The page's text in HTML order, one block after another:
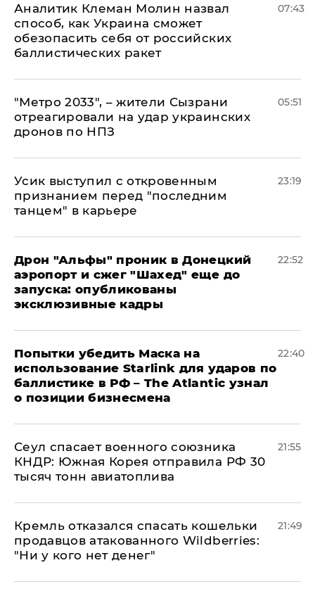
Аналитик Клеман Молин назвал
способ, как Украина сможет
обезопасить себя от российских
баллистических ракет
07:43
"Метро 2033", – жители Сызрани
отреагировали на удар украинских
дронов по НПЗ
05:51
Усик выступил с откровенным
признанием перед "последним
танцем" в карьере
23:19
Дрон "Альфы" проник в Донецкий
аэропорт и сжег "Шахед" еще до
запуска: опубликованы
эксклюзивные кадры
22:52
Попытки убедить Маска на
использование Starlink для ударов по
баллистике в РФ – The Atlantic узнал
о позиции бизнесмена
22:40
​Сеул спасает военного союзника
КНДР: Южная Корея отправила РФ 30
тысяч тонн авиатоплива
21:55
Кремль отказался спасать кошельки
продавцов атакованного Wildberries:
"Ни у кого нет денег"
21:49